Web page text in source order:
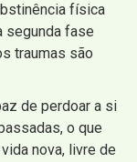
física
segunda fase
traumas são
de perdoar a si
o que
nova, livre de